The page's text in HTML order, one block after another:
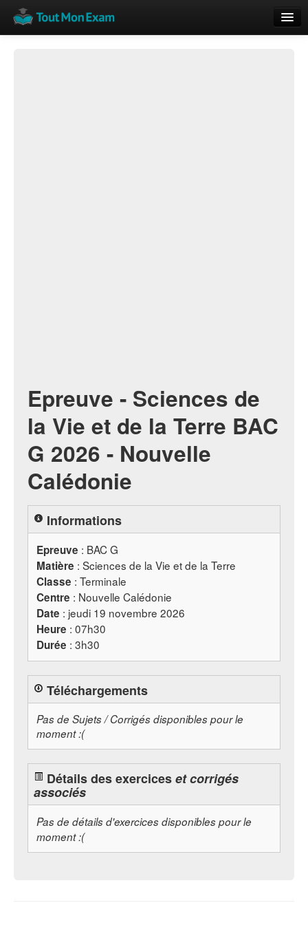
Epreuve - Sciences de
la Vie et de la Terre BAC
G 2026 - Nouvelle
Calédonie
Informations
Epreuve : BACG
Matière : Sciences de la Vie et de la Terre
Classe : Terminale
Centre : Nouvelle Calédonie
Date : jeudi 19 novembre 2026
Heure : 07h30
Durée : 3h30
Téléchargements
Pas de Sujets / Corrigés disponibles pour le
moment :(
Détails des exerciceset corrigés
associés
Pas de détails d'exercices disponibles pour le
moment :(